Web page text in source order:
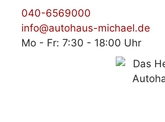
040-6569000
info@autohaus-michael.de
Mo - Fr: 7:30 - 18:00 Uhr